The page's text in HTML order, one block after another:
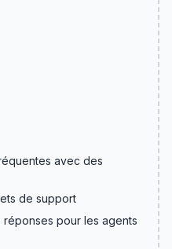
avec des
de support
pour les agents